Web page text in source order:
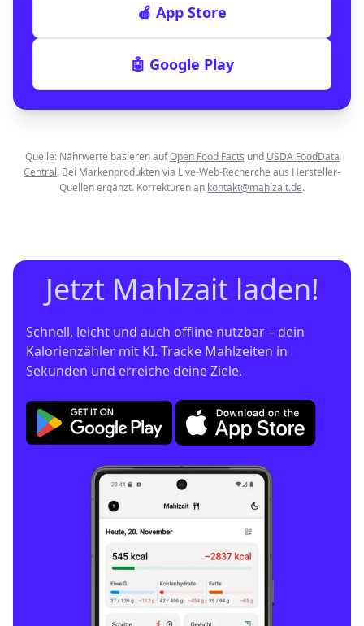
🍎 App Store
🤖 Google Play
Quelle: Nährwerte basieren auf Open Food Facts und USDA FoodData
Central. Bei Markenprodukten via Live-Web-Recherche aus Hersteller-
Quellen ergänzt. Korrekturen an kontakt@mahlzait.de.
Jetzt Mahlzait laden!
Schnell, leicht und auch offline nutzbar – dein
Kalorienzähler mit KI. Tracke Mahlzeiten in
Sekunden und erreiche deine Ziele.